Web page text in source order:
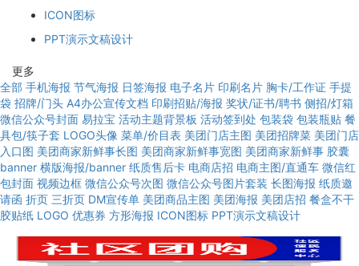
ICON图标
PPT演示文稿设计
更多
全部 手机海报 节气海报 日签海报 电子名片 印刷名片 胸卡/工作证 手提
袋 招牌/门头 A4办公宣传文档 印刷招贴/海报 奖状/证书/聘书 侧招/灯箱
微信公众号封面 易拉宝 活动主题背景板 活动签到处 包装袋 包装瓶贴 餐
具包/筷子套 LOGO头像 菜单/价目表 美团门店主图 美团招牌菜 美团门店
入口图 美团商家新鲜事长图 美团商家新鲜事宽图 美团商家新鲜事 胶囊
banner 横版海报/banner 纸质售后卡 电商店招 电商主图/直通车 微信红
包封面 视频边框 微信公众号次图 微信公众号图片套装 长图海报 纸质邀
请函 折页 三折页 DM宣传单 美团商品主图 美团海报 美团店招 餐盒不干
胶贴纸 LOGO 优惠券 方形海报 ICON图标 PPT演示文稿设计